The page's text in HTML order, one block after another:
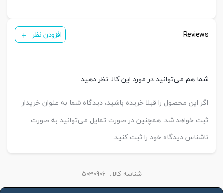
Reviews افزودن نظر
شما هم می‌توانید در مورد این کالا نظر دهید.
اگر این محصول را قبلا خریده باشید، دیدگاه شما به عنوان خریدار
ثبت خواهد شد. همچنین در صورت تمایل می‌توانید به صورت
ناشناس دیدگاه خود را ثبت کنید.
شناسه کالا : 5030906